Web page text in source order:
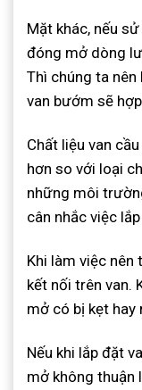
Mặt khác, nếu
đóng mở dòng
Thì chúng ta
van bướm sẽ
Chất liệu van
hơn so với loại
những môi
cân nhắc việc
Khi làm việc
kết nối trên van.
mở có bị kẹt hay
Nếu khi lắp đặt
mở không thuận